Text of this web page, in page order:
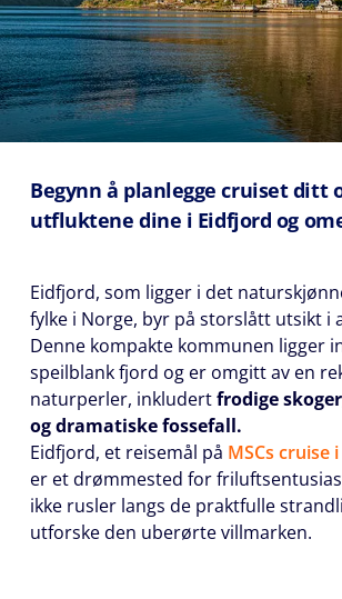
Begynn å planlegge cruiset ditt
utfluktene dine i Eidfjord og
Eidfjord, som ligger i det
fylke i Norge, byr på storslått utsikt i
Denne kompakte kommunen ligger
speilblank fjord og er omgitt av en
naturperler, inkludertfrodige
og dramatiske fossefall.
Eidfjord, et reisemål på MSCs cruise
er et drømmested for
ikke rusler langs de praktfulle
utforske den uberørte villmarken.